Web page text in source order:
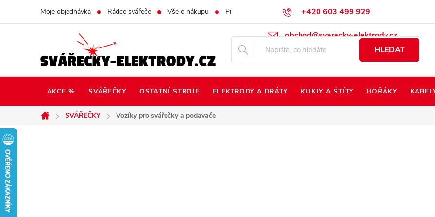
+420 603 499 929
obchod@svarecky-elektrody.cz
Moje objednávka Rádce svářeče Vše o nákupu Prodej na Slovensko Napište nám Kontakty
HLEDAT
AKCE % SVÁŘEČKY OSTATNÍ STROJE ELEKTRODY A DRÁTY KUKLY A ŠTÍTY HOŘÁKY
Domů
SVÁŘEČKY Vozíky pro svářečky a podavače